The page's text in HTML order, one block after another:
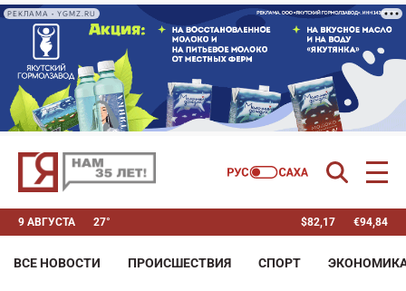
РЕКЛАМА • YGMZ.RU
9 АВГУСТА 27° $82,17 €94,84
ВСЕ НОВОСТИ ПРОИСШЕСТВИЯ СПОРТ